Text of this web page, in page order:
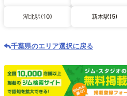
湖北駅(10) 新木駅(5)
千葉県のエリア選択に戻る